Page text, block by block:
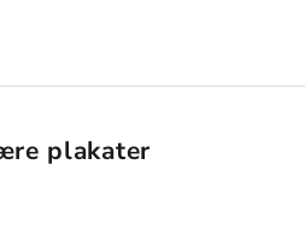
plakater